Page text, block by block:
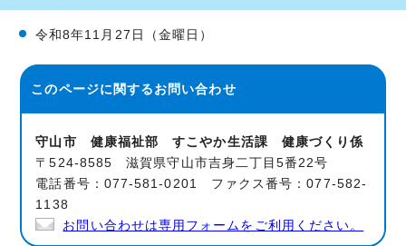
令和8年11月27日（金曜日）
このページに関するお問い合わせ
守山市 健康福祉部 すこやか生活課 健康づくり係
〒524-8585 滋賀県守山市吉身二丁目5番22号
電話番号：077-581-0201 ファクス番号：077-582-
1138
お問い合わせは専用フォームをご利用ください。